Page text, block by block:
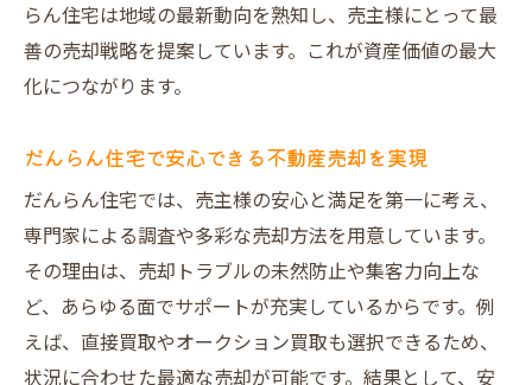
活用法
売主が納得する高額売却のための工夫を紹介
プレミアム不動産売却で売主が高値を実現
建物状況調査が高額売却に与える安心効果
集客を最大化する不動産売却プロモーショ
ン術
オークション買取方式の高値売却事例を解
説
売主インタビューから学ぶ不動産売却成功
らん住宅は地域の最新動向を熟知し、売主様にとって最
善の売却戦略を提案しています。これが資産価値の最大
化につながります。
だんらん住宅で安心できる不動産売却を実現
だんらん住宅では、売主様の安心と満足を第一に考え、
専門家による調査や多彩な売却方法を用意しています。
その理由は、売却トラブルの未然防止や集客力向上な
ど、あらゆる面でサポートが充実しているからです。例
えば、直接買取やオークション買取も選択できるため、